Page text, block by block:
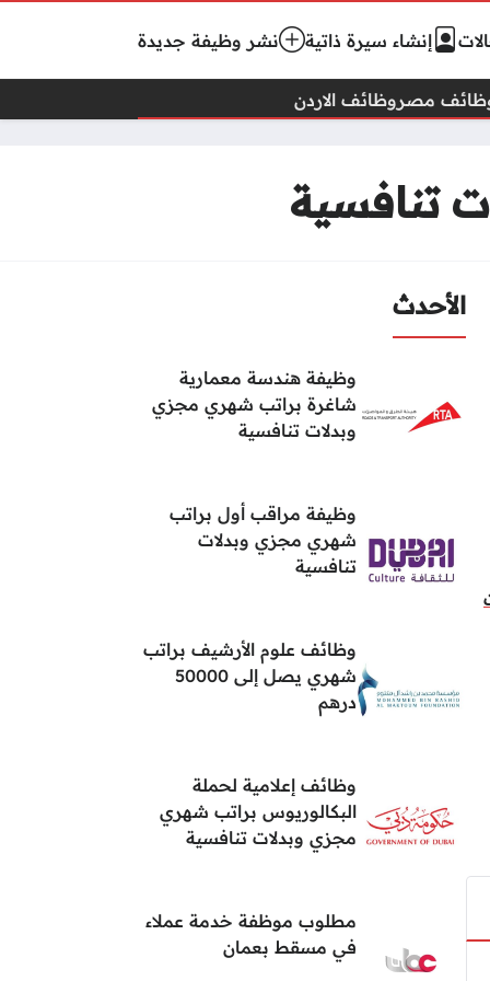
إنشاء سيرة ذاتية نشر وظيفة جديدة
مصروظائف الاردن
تنافسية
الأحدث
وظيفة هندسة معمارية
شاغرة براتب شهري مجزي
وبدلات تنافسية
وظيفة مراقب أول براتب
شهري مجزي وبدلات
تنافسية
وظائف علوم الأرشيف براتب
شهري يصل إلى 50000
درهم
وظائف إعلامية لحملة
البكالوريوس براتب شهري
مجزي وبدلات تنافسية
مطلوب موظفة خدمة عملاء
في مسقط بعمان